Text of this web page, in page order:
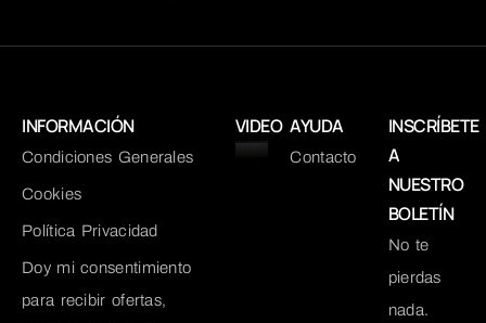
INFORMACIÓN
Condiciones Generales
Cookies
Política Privacidad
Doy mi consentimiento
para recibir ofertas,
VIDEO AYUDA
Contacto
INSCRÍBETE
A
NUESTRO
BOLETÍN
No te
pierdas
nada.